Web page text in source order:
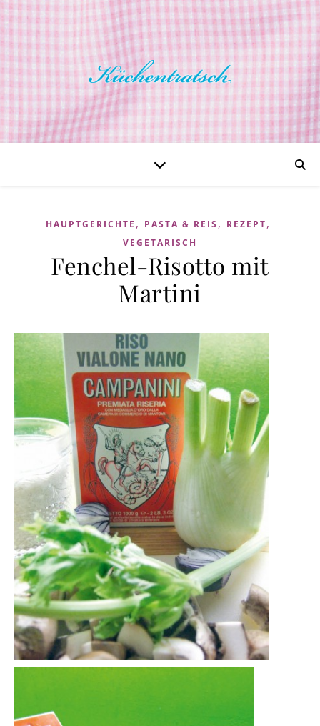
HAUPTGERICHTE , PASTA & REIS , REZEPT,
VEGETARISCH
Fenchel-Risotto mit
Martini